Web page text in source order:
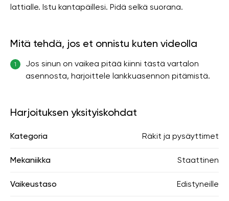
lattialle. Istu kantapäillesi. Pidä selkä suorana.
Mitä tehdä, jos et onnistu kuten videolla
1
Jos sinun on vaikea pitää kiinni tästä vartalon
asennosta, harjoittele lankkuasennon pitämistä.
Harjoituksen yksityiskohdat
Kategoria Räkit ja pysäyttimet
Mekaniikka Staattinen
Vaikeustaso Edistyneille